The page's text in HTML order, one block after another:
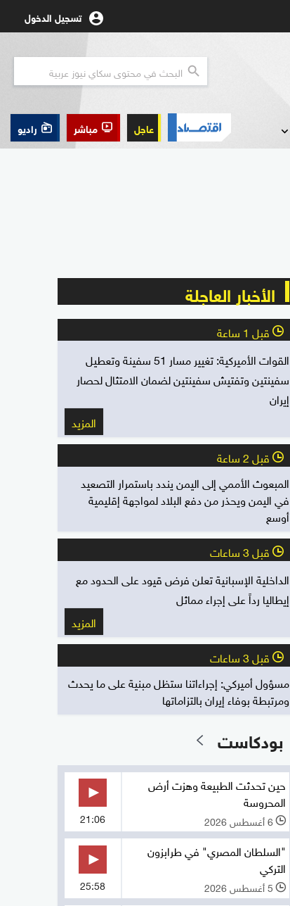
تسجيل الدخول
عاجل مباشر راديو
الأخبار العاجلة
l قبل 1 ساعة
القوات الأميركية: تغيير مسار 51 سفينة وتعطيل
سفينتين وتفتيش سفينتين لضمان الامتثال لحصار
إيران
المزيد
l قبل 2 ساعة
المبعوث الأممي إلى اليمن يندد باستمرار التصعيد
في اليمن ويحذر من دفع البلاد لمواجهة إقليمية
أوسع
l قبل 3 ساعات
الداخلية الإسبانية تعلن فرض قيود على الحدود مع
إيطاليا رداً على إجراء مماثل
المزيد
l قبل 3 ساعات
مسؤول أميركي: إجراءاتنا ستظل مبنية على ما يحدث
ومرتبطة بوفاء إيران بالتزاماتها
بودكاست
حين تحدثت الطبيعة وهزت أرض
المحروسة
l 6 أغسطس 2026 21:06
"السلطان المصري" في طرابزون
التركي
l 5 أغسطس 2026 25:58